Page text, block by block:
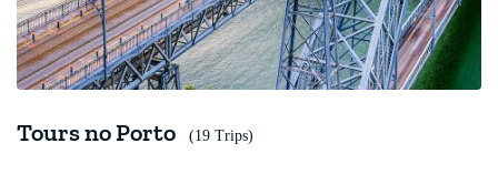
Tours no Porto (19 Trips)